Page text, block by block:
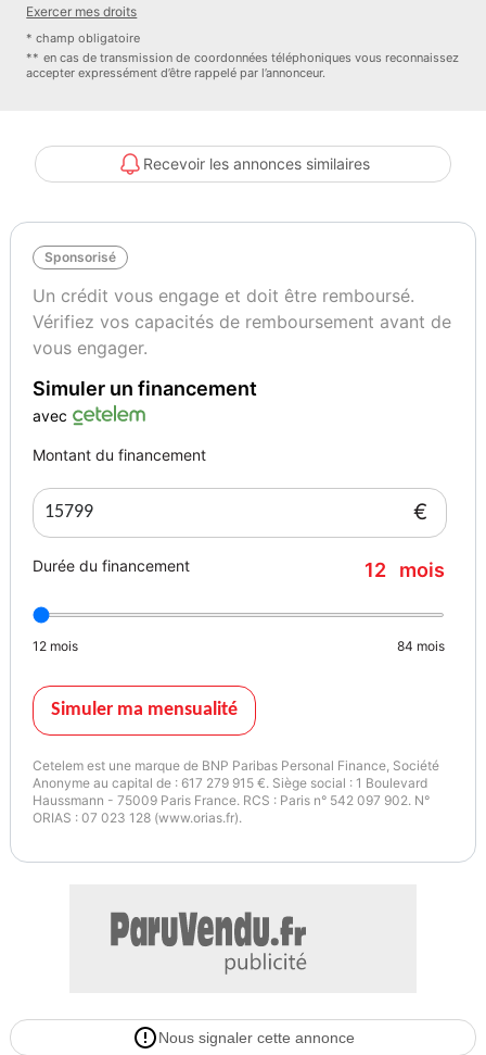
cuir
Garantie : renew Pro 12 mois
2
Exercer mes droits
* champ obligatoire
** en cas de transmission de coordonnées téléphoniques vous reconnaissez
accepter expressément d’être rappelé par l’annonceur.
Recevoir les annonces similaires
Sponsorisé
Un crédit vous engage et doit être remboursé.
Vérifiez vos capacités de remboursement avant de
vous engager.
Simuler un financement
avec
Montant du financement
€
Durée du financement 12 mois
12 mois 84 mois
Simuler ma mensualité
Cetelem est une marque de BNP Paribas Personal Finance, Société
Anonyme au capital de : 617 279 915 €. Siège social : 1 Boulevard
Haussmann - 75009 Paris France. RCS : Paris n° 542 097 902. N°
ORIAS : 07 023 128 (www.orias.fr).
Nous signaler cette annonce